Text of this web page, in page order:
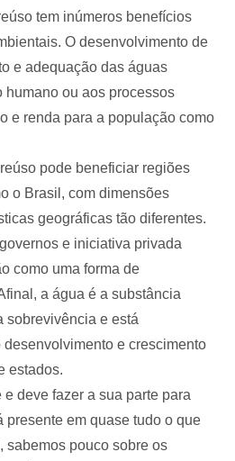
tem inúmeros benefícios
O desenvolvimento de
e adequação das águas
humano ou aos processos
e renda para a população como
pode beneficiar regiões
o Brasil, com dimensões
geográficas tão diferentes.
e iniciativa privada
como uma forma de
a água é a substância
sobrevivência e está
e crescimento
estados.
deve fazer a sua parte para
presente em quase tudo o que
sabemos pouco sobre os